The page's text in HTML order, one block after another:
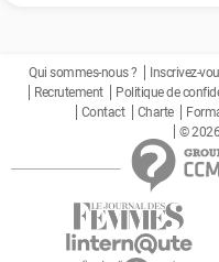
Qui sommes-nous ? Inscrivez-
Recrutement
Politique de
Contact
Charte
©